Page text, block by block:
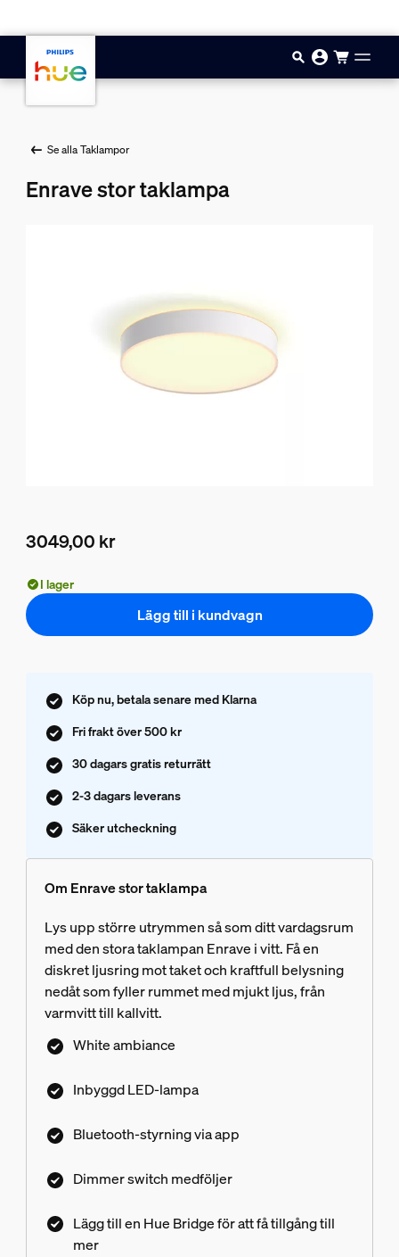
Se alla Taklampor
Enrave stor taklampa
3049,00 kr
I lager
Lägg till i kundvagn
Köp nu, betala senare med Klarna
Fri frakt över 500 kr
30 dagars gratis returrätt
2-3 dagars leverans
Säker utcheckning
Om Enrave stor taklampa
Lys upp större utrymmen så som ditt vardagsrum
med den stora taklampan Enrave i vitt. Få en
diskret ljusring mot taket och kraftfull belysning
nedåt som fyller rummet med mjukt ljus, från
varmvitt till kallvitt.
White ambiance
Inbyggd LED-lampa
Bluetooth-styrning via app
Dimmer switch medföljer
Lägg till en Hue Bridge för att få tillgång till
mer